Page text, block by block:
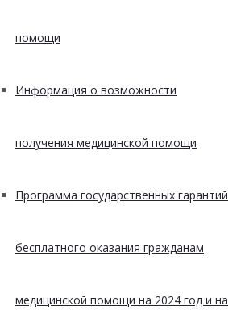
помощи
Информация о возможности
получения медицинской помощи
Программа государственных гарантий
бесплатного оказания гражданам
медицинской помощи на 2024 год и на